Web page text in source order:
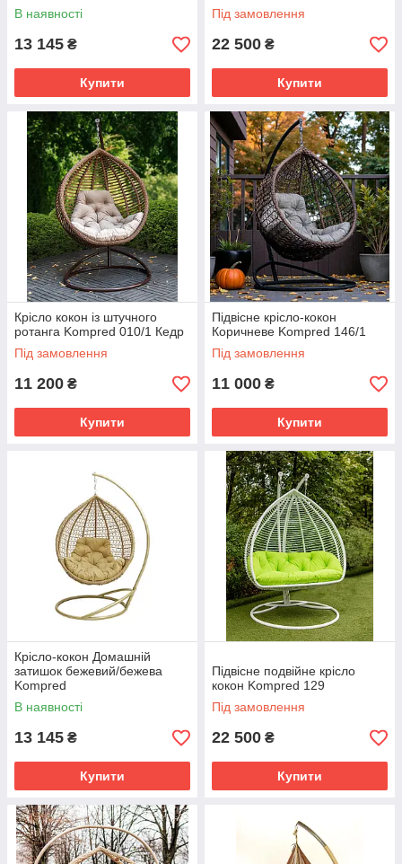
В наявності
13 145 ₴
Купити
Під замовлення
22 500 ₴
Купити
Крісло кокон із штучного
ротанга Kompred 010/1 Кедр
Під замовлення
11 200 ₴
Купити
Підвісне крісло-кокон
Коричневе Kompred 146/1
Під замовлення
11 000 ₴
Купити
Крісло-кокон Домашній
затишок бежевий/бежева
Kompred
В наявності
13 145 ₴
Купити
Підвісне подвійне крісло
кокон Kompred 129
Під замовлення
22 500 ₴
Купити